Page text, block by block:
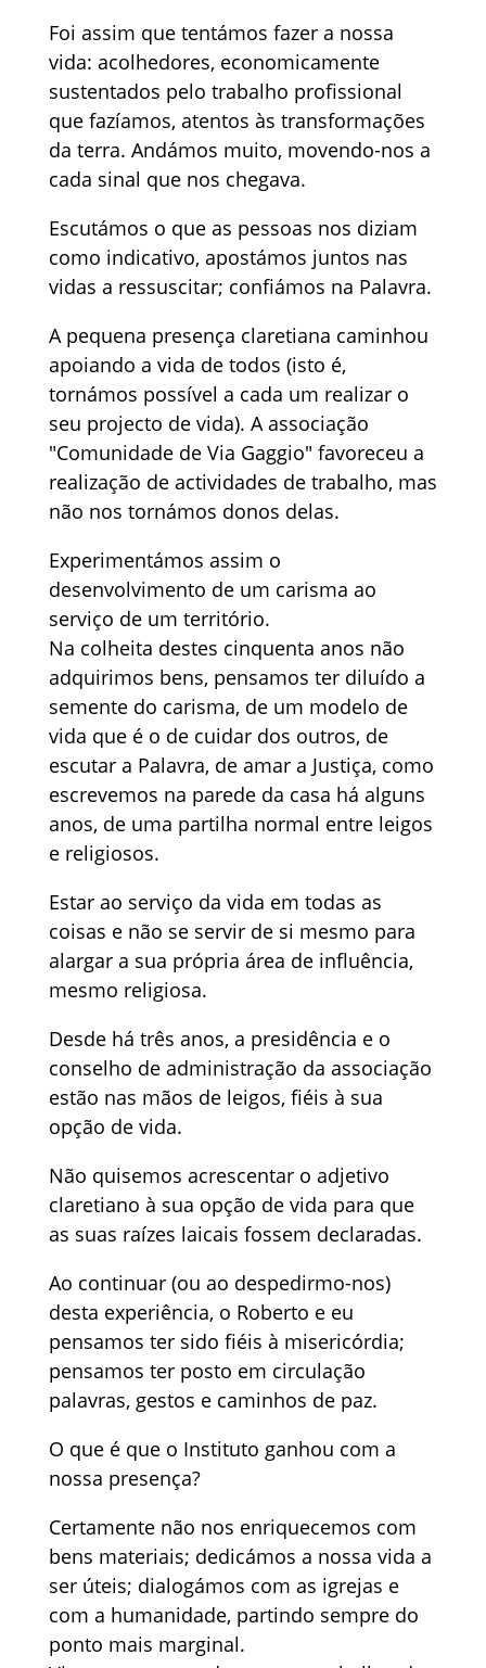
Foi assim que tentámos fazer a nossa
vida: acolhedores, economicamente
sustentados pelo trabalho profissional
que fazíamos, atentos às transformações
da terra. Andámos muito, movendo-nos a
cada sinal que nos chegava.
Escutámos o que as pessoas nos diziam
como indicativo, apostámos juntos nas
vidas a ressuscitar; confiámos na Palavra.
A pequena presença claretiana caminhou
apoiando a vida de todos (isto é,
tornámos possível a cada um realizar o
seu projecto de vida). A associação
"Comunidade de Via Gaggio" favoreceu a
realização de actividades de trabalho, mas
não nos tornámos donos delas.
Experimentámos assim o
desenvolvimento de um carisma ao
serviço de um território.
Na colheita destes cinquenta anos não
adquirimos bens, pensamos ter diluído a
semente do carisma, de um modelo de
vida que é o de cuidar dos outros, de
escutar a Palavra, de amar a Justiça, como
escrevemos na parede da casa há alguns
anos, de uma partilha normal entre leigos
e religiosos.
Estar ao serviço da vida em todas as
coisas e não se servir de si mesmo para
alargar a sua própria área de influência,
mesmo religiosa.
Desde há três anos, a presidência e o
conselho de administração da associação
estão nas mãos de leigos, fiéis à sua
opção de vida.
Não quisemos acrescentar o adjetivo
claretiano à sua opção de vida para que
as suas raízes laicais fossem declaradas.
Ao continuar (ou ao despedirmo-nos)
desta experiência, o Roberto e eu
pensamos ter sido fiéis à misericórdia;
pensamos ter posto em circulação
palavras, gestos e caminhos de paz.
O que é que o Instituto ganhou com a
nossa presença?
Certamente não nos enriquecemos com
bens materiais; dedicámos a nossa vida a
ser úteis; dialogámos com as igrejas e
com a humanidade, partindo sempre do
ponto mais marginal.